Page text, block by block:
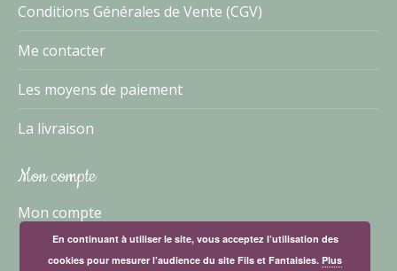
Conditions Générales de Vente (CGV)
Me contacter
Les moyens de paiement
La livraison
Mon compte
Mon compte
En continuant à utiliser le site, vous acceptez l’utilisation des
cookies pour mesurer l’audience du site Fils et Fantaisies.Plus